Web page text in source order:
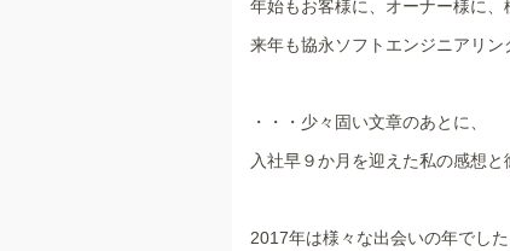
年始もお客様に、オーナー様に、
来年も協永ソフトエンジニアリン
・・・少々固い文章のあとに、
入社早９か月を迎えた私の感想と
2017年は様々な出会いの年でした